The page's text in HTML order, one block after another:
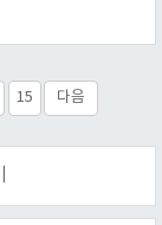
에 지수 비례합
을 때 나옵니다.
주고, 그렇지 않
15 다음